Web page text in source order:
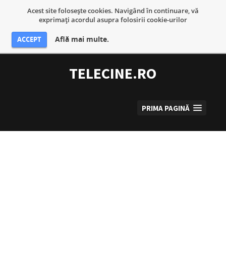
Acest site foloseşte cookies. Navigând în continuare, vă
exprimaţi acordul asupra folosirii cookie-urilor
ACCEPT Află mai multe.
conținut
TELECINE.RO
PRIMA PAGINĂ